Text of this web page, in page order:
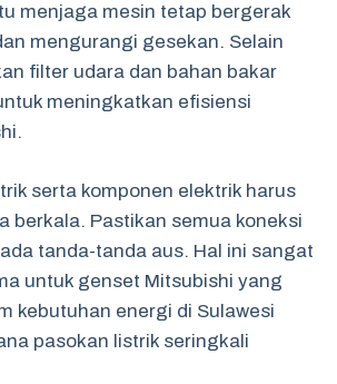
menjaga mesin tetap bergerak
mengurangi gesekan. Selain
filter udara dan bahan bakar
meningkatkan efisiensi
serta komponen elektrik harus
berkala. Pastikan semua koneksi
tanda-tanda aus. Hal ini sangat
untuk genset Mitsubishi yang
kebutuhan energi di Sulawesi
pasokan listrik seringkali